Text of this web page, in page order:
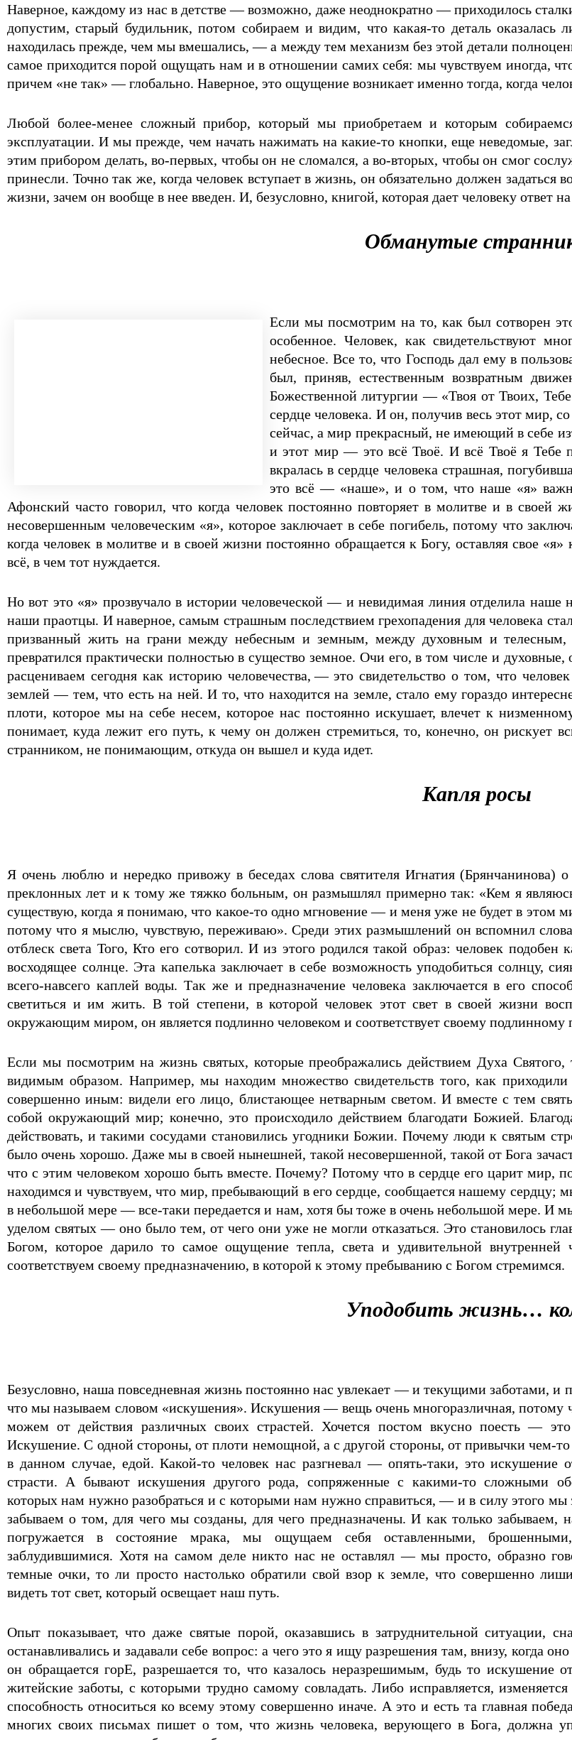
Наверное, каждому из нас в детстве — возможно, даже неоднократно — приходилось
допустим, старый будильник, потом собираем и видим, что какая-то деталь
находилась прежде, чем мы вмешались, — а между тем механизм без этой детали
самое приходится порой ощущать нам и в отношении самих себя: мы чувствуем иногда,
причем «не так» — глобально. Наверное, это ощущение возникает именно тогда, когда
Любой более-менее сложный прибор, который мы приобретаем и которым
эксплуатации. И мы прежде, чем начать нажимать на какие-то кнопки, еще неведомые,
этим прибором делать, во-первых, чтобы он не сломался, а во-вторых, чтобы он смог
принесли. Точно так же, когда человек вступает в жизнь, он обязательно должен задаться
жизни, зачем он вообще в нее введен. И, безусловно, книгой, которая дает человеку ответ
Обманутые
Если мы посмотрим на то, как был сотворен
особенное. Человек, как свидетельствуют
небесное. Все то, что Господь дал ему в
был, приняв, естественным возвратным
Божественной литургии — «Твоя от Твоих,
сердце человека. И он, получив весь этот мир,
сейчас, а мир прекрасный, не имеющий в себе
и этот мир — это всё Твоё. И всё Твоё я Тебе
вкралась в сердце человека страшная,
это всё — «наше», и о том, что наше «я»
Афонский часто говорил, что когда человек постоянно повторяет в молитве и в своей
несовершенным человеческим «я», которое заключает в себе погибель, потому что
когда человек в молитве и в своей жизни постоянно обращается к Богу, оставляя свое
всё, в чем тот нуждается.
Но вот это «я» прозвучало в истории человеческой — и невидимая линия отделила наше
наши праотцы. И наверное, самым страшным последствием грехопадения для человека
призванный жить на грани между небесным и земным, между духовным и телес­ным,
превратился практически полностью в существо земное. Очи его, в том числе и
расцениваем сегодня как историю человечества, — это свидетельство о том, что
землей — тем, что есть на ней. И то, что находится на земле, стало ему гораздо
плоти, которое мы на себе несем, которое нас постоянно искушает, влечет к
понимает, куда лежит его путь, к чему он должен стремиться, то, конечно, он
странником, не понимающим, откуда он вышел и куда идет.
Капля росы
Я очень люблю и нередко привожу в беседах слова святителя Игнатия (Брянчанинова)
преклонных лет и к тому же тяжко больным, он размышлял примерно так: «Кем я
существую, когда я понимаю, что какое-то одно мгновение — и меня уже не будет в этом
потому что я мыслю, чувствую, переживаю». Среди этих размышлений он вспомнил
отблеск света Того, Кто его сотворил. И из этого родился такой образ: человек
восходящее солнце. Эта капелька заключает в себе возможность уподобиться солнцу,
всего-навсего каплей воды. Так же и предназначение человека заключается в его
светиться и им жить. В той степени, в которой человек этот свет в своей жизни
окружающим миром, он является подлинно человеком и соответствует своему подлинному
Если мы посмотрим на жизнь святых, которые преображались действием Духа
видимым образом. Например, мы находим множество свидетельств того, как
совершенно иным: видели его лицо, блистающее нетварным светом. И вместе с тем
собой окружающий мир; конечно, это происходило действием благодати Божией.
действовать, и такими сосудами становились угодники Божии. Почему люди к святым
было очень хорошо. Даже мы в своей нынешней, такой несовершенной, такой от Бога
что с этим человеком хорошо быть вместе. Почему? Потому что в сердце его царит
находимся и чувствуем, что мир, пребывающий в его сердце, сообщается нашему сердцу;
в небольшой мере — все-таки передается и нам, хотя бы тоже в очень небольшой мере. И
уделом святых — оно было тем, от чего они уже не могли отказаться. Это становилось
Богом, которое дарило то самое ощущение тепла, света и удивительной
соответствуем своему предназначению, в которой к этому пребыванию с Богом стремимся.
Уподобить жизнь…
Безусловно, наша повседневная жизнь постоянно нас увлекает — и текущими заботами, и
что мы называем словом «искушения». Искушения — вещь очень многоразличная, потому
можем от действия различных своих страстей. Хочется постом вкусно поесть —
Искушение. С одной стороны, от плоти немощной, а с другой стороны, от привычки чем-
в данном случае, едой. Какой-то человек нас разгневал — опять-таки, это искушение
страсти. А бывают искушения другого рода, сопряженные с какими-то сложными
которых нам нужно разобраться и с которыми нам нужно справиться, — и в силу этого мы
забываем о том, для чего мы созданы, для чего предназначены. И как только забываем,
погружается в состояние мрака, мы ощущаем себя оставленными, брошенными,
заблудившимися. Хотя на самом деле никто нас не оставлял — мы просто, образно
темные очки, то ли просто настолько обратили свой взор к земле, что совершенно
видеть тот свет, который освещает наш путь.
Опыт показывает, что даже святые порой, оказавшись в затруднительной ситуации,
останавливались и задавали себе вопрос: а чего это я ищу разрешения там, внизу, когда
он обращается горЕ, разрешается то, что казалось неразрешимым, будь то искушение
житейские заботы, с которыми трудно самому совладать. Либо исправляется,
способность относиться ко всему этому совершенно иначе. А это и есть та главная
многих своих письмах пишет о том, что жизнь человека, верующего в Бога, должна